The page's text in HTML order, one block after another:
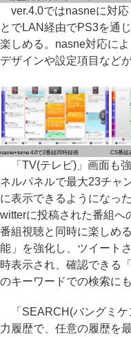
ver.4.0ではnasneに対応
とでLAN経由でPS3を通
楽しめる。nasne対応に
デザインや設定項目など
nasne+torne 4.0で2番組同時録画 CS番組
「TV(テレビ)」画面も
ネルパネルで最大23チャ
に表示できるようになっ
witterに投稿された番組へ
番組視聴と同時に楽しめ
能」を強化し、ツイート
時表示され、確認できる
のキーワードでの検索に
「SEARCH(バングミケ
力履歴で、任意の履歴を